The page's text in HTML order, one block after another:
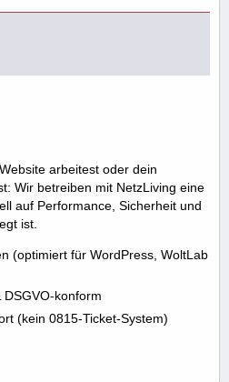
arbeitest oder dein
Wir betreiben mit NetzLiving eine
auf Performance, Sicherheit und
ist.
(optimiert für WordPress, WoltLab
konform
(kein 0815-Ticket-System)